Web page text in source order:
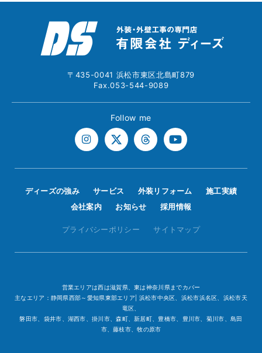
〒435-0041 浜松市東区北島町879
Fax.053-544-9089
Follow me
ディーズの強み サービス 外装リフォーム
施工実績
会社案内
お知らせ 採用情報
プライバシーポリシー サイトマップ
営業エリアは西は滋賀県、東は神奈川県までカバー
主なエリア：静岡県西部～愛知県東部エリア| 浜松市中央区、浜松市浜名区、浜松市天
竜区、
磐田市、袋井市、湖西市、掛川市、森町、新居町、豊橋市、豊川市、菊川市、島田
市、藤枝市、牧の原市